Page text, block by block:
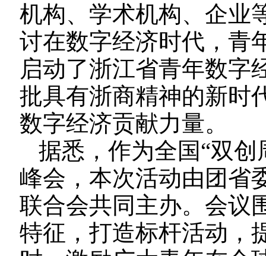
机构、学术机构、企业
讨在数字经济时代，青
启动了浙江省青年数字
批具有浙商精神的新时
数字经济贡献力量。
据悉，作为全国“双
峰会，本次活动由团省
联合会共同主办。会议
特征，打造标杆活动，